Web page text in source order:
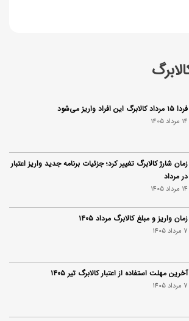
فردا ۱۵ مرداد کالابرگ این افراد واریز می‌شود
14 مرداد 1405
زمان شارژ کالابرگ تغییر کرد؛ جزئیات برنامه جدید واریز اعتبار
در مرداد
14 مرداد 1405
زمان واریز و مبلغ کالابرگ مرداد ۱۴۰۵
7 مرداد 1405
آخرین مهلت استفاده از اعتبار کالابرگ تیر ۱۴۰۵
7 مرداد 1405